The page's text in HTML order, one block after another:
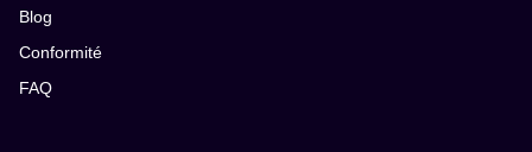
Blog
Conformité
FAQ